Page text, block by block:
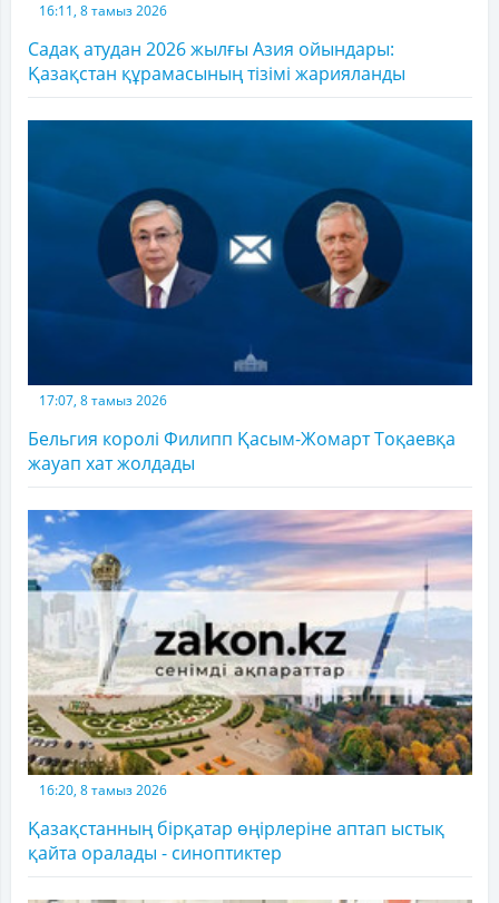
16:11, 8 тамыз 2026
Садақ атудан 2026 жылғы Азия ойындары:
Қазақстан құрамасының тізімі жарияланды
17:07, 8 тамыз 2026
Бельгия королі Филипп Қасым-Жомарт Тоқаевқа
жауап хат жолдады
16:20, 8 тамыз 2026
Қазақстанның бірқатар өңірлеріне аптап ыстық
қайта оралады - синоптиктер